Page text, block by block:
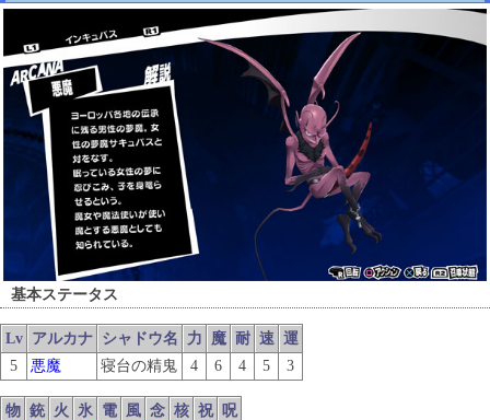
基本ステータス
Lv アルカナ シャドウ名 力 魔 耐 速 運
5
悪魔 寝台の精鬼 4 6 4 5 3
物 銃 火 氷 電 風 念 核 祝
呪